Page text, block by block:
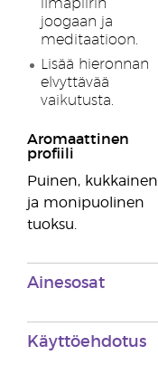
ilmapiirin
joogaan ja
meditaatioon.
Lisää hieronnan
elvyttävää
vaikutusta.
Aromaattinen
profiili
Puinen, kukkainen
ja monipuolinen
tuoksu.
Ainesosat
Käyttöehdotus